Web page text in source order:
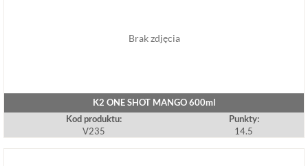
Brak zdjęcia
K2 ONE SHOT MANGO 600ml
Kod produktu:
V235
Punkty:
14.5